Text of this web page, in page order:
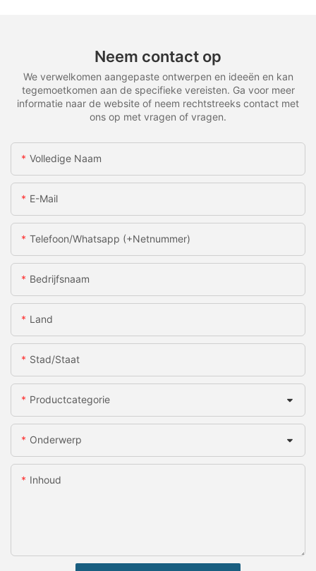
Neem contact op
We verwelkomen aangepaste ontwerpen en ideeën en kan
tegemoetkomen aan de specifieke vereisten. Ga voor meer
informatie naar de website of neem rechtstreeks contact met
ons op met vragen of vragen.
Volledige Naam
E-Mail
Telefoon/whatsapp (+netnummer)
Bedrijfsnaam
Land
Stad/staat
Productcategorie
Onderwerp
Inhoud